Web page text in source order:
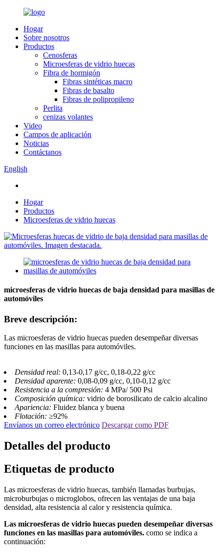
Hogar
Sobre nosotros
Productos
Cenosferas
Microesferas de vidrio huecas
Fibra de hormigón
Fibras sintéticas macro
Fibras de basalto
Fibras de polipropileno
Perlita
cenizas volantes
Video
Campos de aplicación
Noticias
Contáctanos
English
Hogar
Productos
Microesferas de vidrio huecas
microesferas de vidrio huecas de baja densidad para masillas de
automóviles
Breve descripción:
Las microesferas de vidrio huecas pueden desempeñar diversas
funciones en las masillas para automóviles.
Densidad real: 0,13-0,17 g/cc, 0,18-0,22 g/cc
Densidad aparente: 0,08-0,09 g/cc, 0,10-0,12 g/cc
Resistencia a la compresión: 4 MPa/ 500 Psi
Composición química: vidrio de borosilicato de calcio alcalino
Apariencia: Fluidez blanca y buena
Flotación: ≥92%
Envíanos un correo electrónico Descargar como PDF
Detalles del producto
Etiquetas de producto
Las microesferas de vidrio huecas, también llamadas burbujas,
microburbujas o microglobos, ofrecen las ventajas de una baja
densidad, alta resistencia al calor y resistencia química.
Las microesferas de vidrio huecas pueden desempeñar diversas
funciones en las masillas para automóviles. como se indica a
continuación: